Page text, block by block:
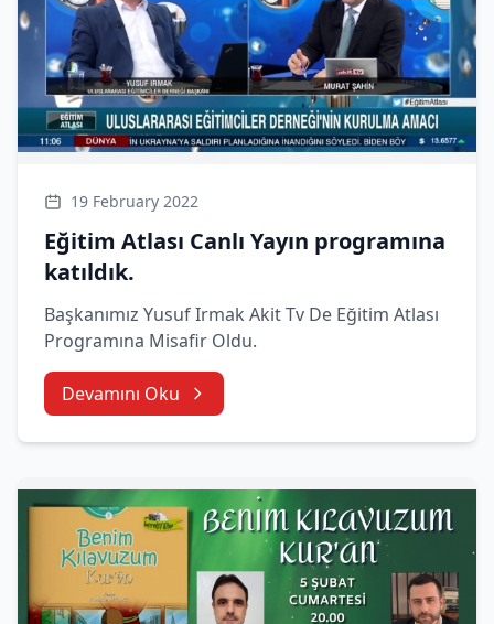
19 February 2022
Eğitim Atlası Canlı Yayın programına
katıldık.
Başkanımız Yusuf Irmak Akit Tv De Eğitim Atlası
Programına Misafir Oldu.
Devamını Oku